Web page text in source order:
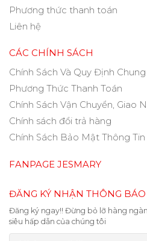
Phương thức thanh toán
Liên hệ
CÁC CHÍNH SÁCH
Chính Sách Và Quy Định Chung
Phương Thức Thanh Toán
Chính Sách Vận Chuyển, Giao
Chính sách đổi trả hàng
Chính Sách Bảo Mật Thông Tin
FANPAGE JESMARY
ĐĂNG KÝ NHẬN THÔNG BÁO
Đăng ký ngay!! Đừng bỏ lỡ hàng
siêu hấp dẫn của chúng tôi